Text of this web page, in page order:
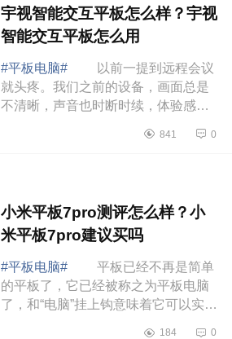
宇视智能交互平板怎么样？宇视
智能交互平板怎么用
#平板电脑#
以前一提到远程会议
就头疼。我们之前的设备，画面总是
不清晰，声音也时断时续，体验感很
平板，这可真是个大改变。下面小编
841 0
小米平板7pro测评怎么样？小
米平板7pro建议买吗
#平板电脑#
平板已经不再是简单
的平板了，它已经被称之为平板电脑
了，和“电脑”挂上钩意味着它可以实现
184 0